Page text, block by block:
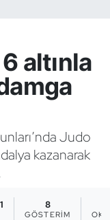
altınla
Judo
kazanarak
8
GÖSTERIM